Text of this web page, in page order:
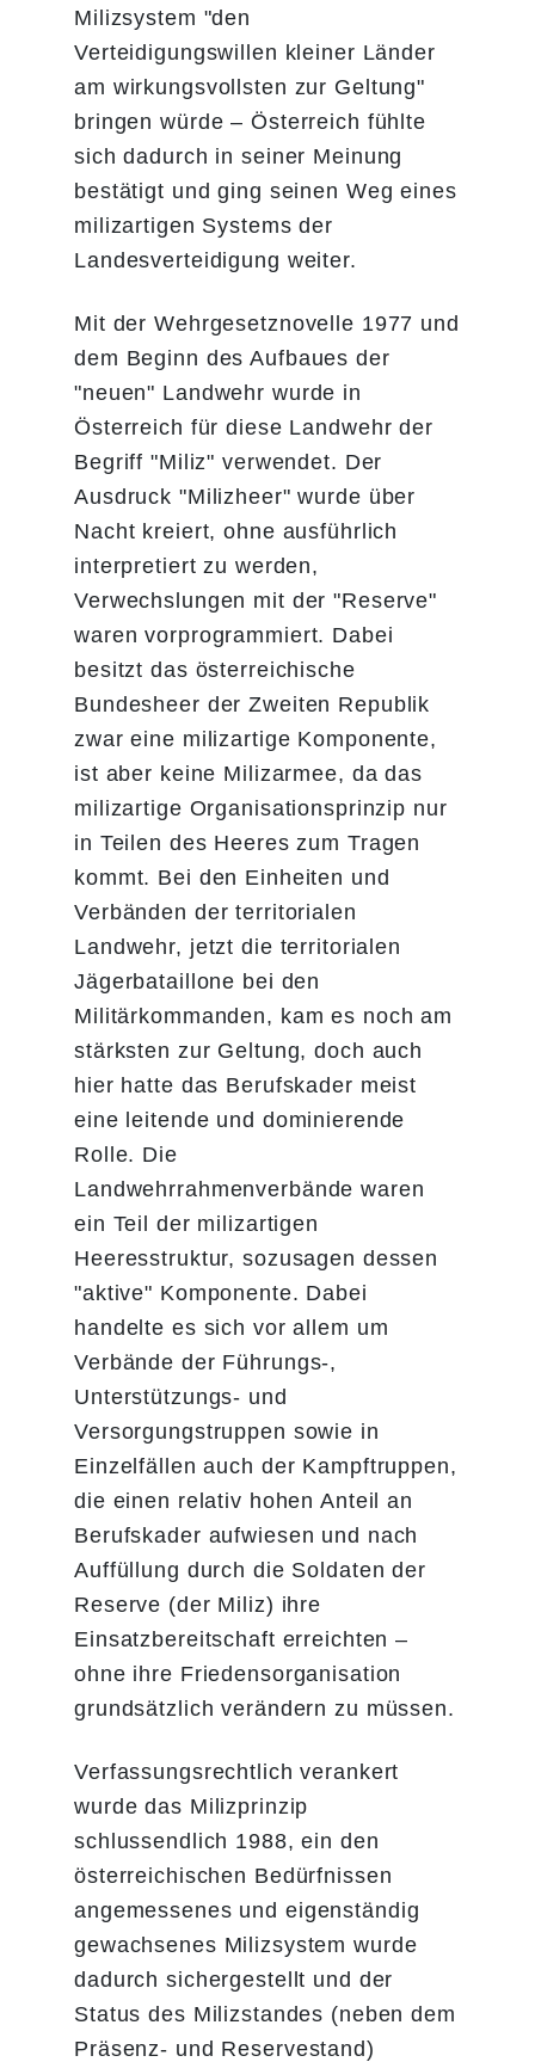
Milizsystem "den
Verteidigungswillen kleiner Länder
am wirkungsvollsten zur Geltung"
bringen würde – Österreich fühlte
sich dadurch in seiner Meinung
bestätigt und ging seinen Weg eines
milizartigen Systems der
Landesverteidigung weiter.
Mit der Wehrgesetznovelle 1977 und
dem Beginn des Aufbaues der
"neuen" Landwehr wurde in
Österreich für diese Landwehr der
Begriff "Miliz" verwendet. Der
Ausdruck "Milizheer" wurde über
Nacht kreiert, ohne ausführlich
interpretiert zu werden,
Verwechslungen mit der "Reserve"
waren vorprogrammiert. Dabei
besitzt das österreichische
Bundesheer der Zweiten Republik
zwar eine milizartige Komponente,
ist aber keine Milizarmee, da das
milizartige Organisationsprinzip nur
in Teilen des Heeres zum Tragen
kommt. Bei den Einheiten und
Verbänden der territorialen
Landwehr, jetzt die territorialen
Jägerbataillone bei den
Militärkommanden, kam es noch am
stärksten zur Geltung, doch auch
hier hatte das Berufskader meist
eine leitende und dominierende
Rolle. Die
Landwehrrahmenverbände waren
ein Teil der milizartigen
Heeresstruktur, sozusagen dessen
"aktive" Komponente. Dabei
handelte es sich vor allem um
Verbände der Führungs-,
Unterstützungs- und
Versorgungstruppen sowie in
Einzelfällen auch der Kampftruppen,
die einen relativ hohen Anteil an
Berufskader aufwiesen und nach
Auffüllung durch die Soldaten der
Reserve (der Miliz) ihre
Einsatzbereitschaft erreichten –
ohne ihre Friedensorganisation
grundsätzlich verändern zu müssen.
Verfassungsrechtlich verankert
wurde das Milizprinzip
schlussendlich 1988, ein den
österreichischen Bedürfnissen
angemessenes und eigenständig
gewachsenes Milizsystem wurde
dadurch sichergestellt und der
Status des Milizstandes (neben dem
Präsenz- und Reservestand)